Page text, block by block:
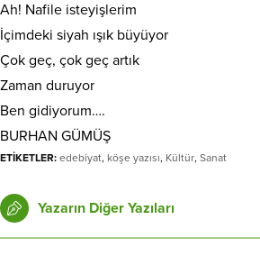
Ah! Nafile isteyişlerim
İçimdeki siyah ışık büyüyor
Çok geç, çok geç artık
Zaman duruyor
Ben gidiyorum….
BURHAN GÜMÜŞ
ETİKETLER: edebiyat, köşe yazısı, Kültür, Sanat
Yazarın Diğer Yazıları